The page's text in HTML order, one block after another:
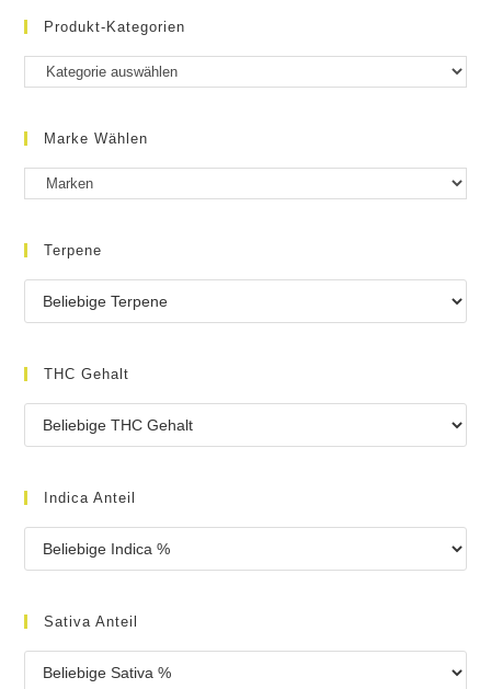
Produkt-Kategorien
Marke Wählen
Terpene
THC Gehalt
Indica Anteil
Sativa Anteil